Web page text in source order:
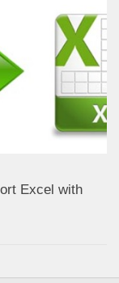
Excel with